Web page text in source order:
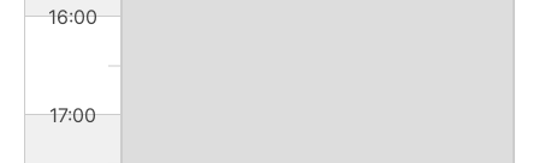
16:00
17:00